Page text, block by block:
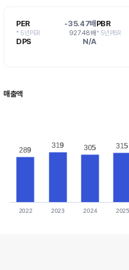
PER -35.47배
* 5년PER 927.48배
PBR
* 5년PBR
DPS N/A
매출액
289
289
319
319 305
305 315
315
2022 2023 2024